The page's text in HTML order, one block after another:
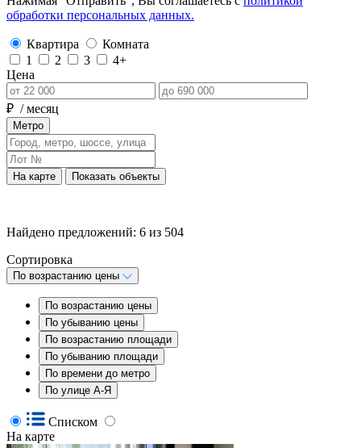
обработки персональных данных.
Квартира
Комната
1
2 3
4+
Цена
₽ / месяц
Метро
На карте Показать объекты
Найдено предложений: 6 из 504
Сортировка
По возрастанию цены
По возрастанию цены
По убыванию цены
По возрастанию площади
По убыванию площади
По времени до метро
По улице А-Я
Списком
На карте